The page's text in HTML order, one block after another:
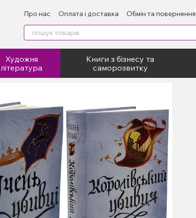
Про нас Оплата і доставка Обмін та повернення
Відгуки про магазин
Публічний договір
Художня
література
Книги з бізнесу та
саморозвитку